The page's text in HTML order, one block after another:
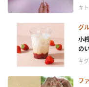
＃
グ
小
の
＃
フ